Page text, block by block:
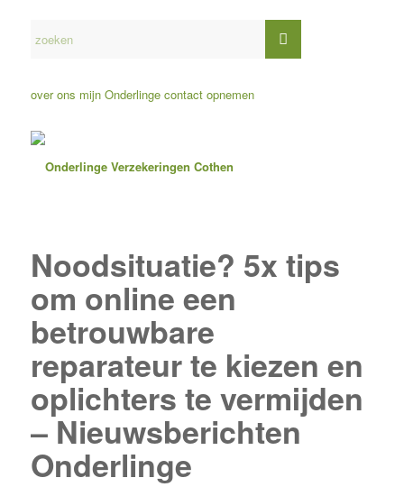
over ons mijn Onderlinge contact opnemen
Noodsituatie? 5x tips
om online een
betrouwbare
reparateur te kiezen en
oplichters te vermijden
– Nieuwsberichten
Onderlinge